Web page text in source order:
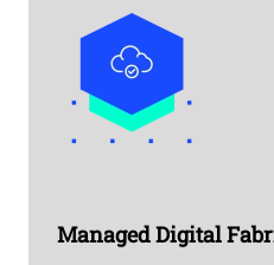
Managed Digital